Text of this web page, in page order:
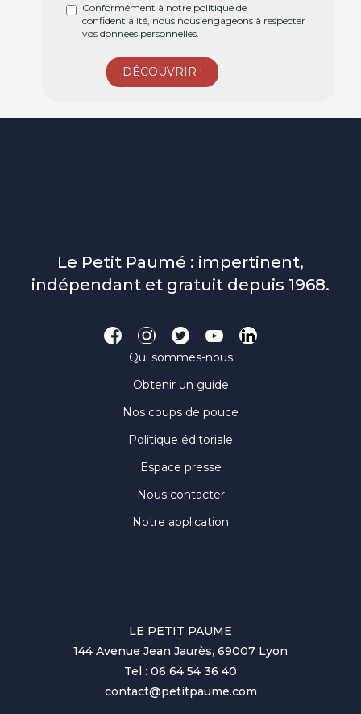
Conformément à notre politique de
confidentialité, nous nous engageons à respecter
vos données personnelles.
Le Petit Paumé : impertinent,
indépendant et gratuit depuis 1968.
Qui sommes-nous
Obtenir un guide
Nos coups de pouce
Politique éditoriale
Espace presse
Nous contacter
Notre application
LE PETIT PAUME
144 Avenue Jean Jaurès, 69007 Lyon
Tel : 06 64 54 36 40
contact@petitpaume.com